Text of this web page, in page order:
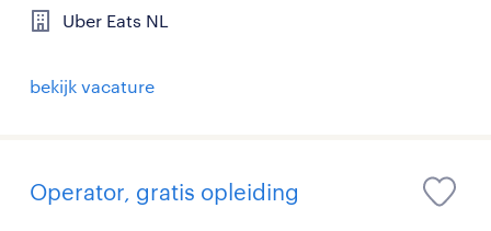
Uber Eats NL
bekijk vacature
Operator, gratis opleiding